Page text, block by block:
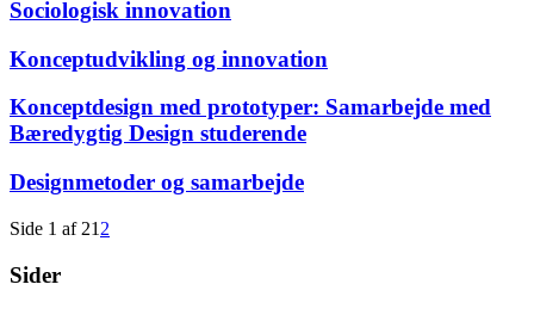
Sociologisk innovation
Konceptudvikling og innovation
Konceptdesign med prototyper: Samarbejde med
Bæredygtig Design studerende
Designmetoder og samarbejde
Side 1 af 21 2
Sider